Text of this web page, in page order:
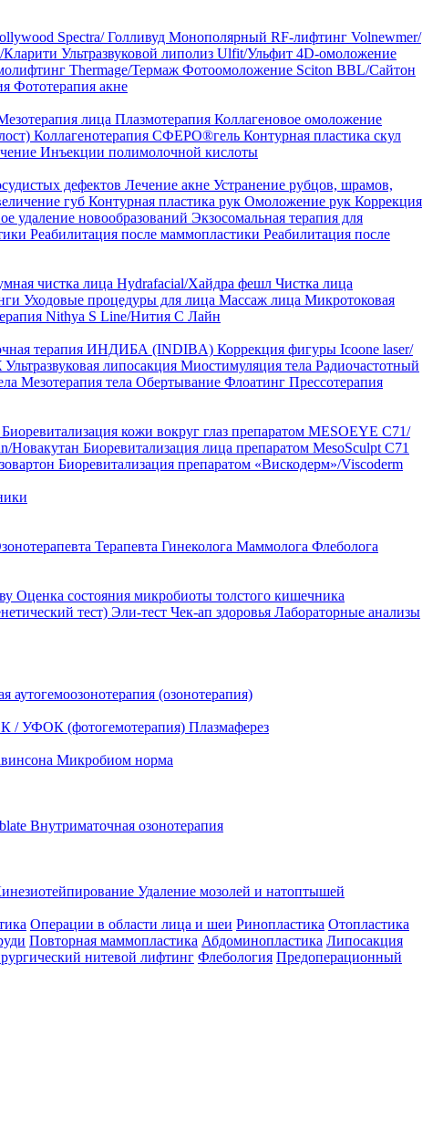
Spectra/ Голливуд Монополярный RF-лифтинг Volnewmer/
Ультразвуковой липолиз Ulfit/Ульфит 4D-омоложение
Thermage/Термаж Фотоомоложение Sciton BBL/Сайтон
Фототерапия акне
лица Плазмотерапия Коллагеновое омоложение
Коллагенотерапия СФЕРО®гель Контурная пластика скул
Инъекции полимолочной кислоты
дефектов Лечение акне Устранение рубцов, шрамов,
губ Контурная пластика рук Омоложение рук Коррекция
удаление новообразований Экзосомальная терапия для
Реабилитация после маммопластики Реабилитация после
чистка лица Hydrafacial/Хайдра фешл Чистка лица
Уходовые процедуры для лица Массаж лица Микротоковая
Nithya S Line/Нития С Лайн
терапия ИНДИБА (INDIBA) Коррекция фигуры Icoone laser/
Ультразвуковая липосакция Миостимуляция тела Радиочастотный
Мезотерапия тела Обертывание Флоатинг Прессотерапия
Биоревитализация кожи вокруг глаз препаратом MESOEYE C71/
Новакутан Биоревитализация лица препаратом MesoSculpt C71
Биоревитализация препаратом «Вискодерм»/Viscoderm
Терапевта Гинеколога Маммолога Флеболога
Оценка состояния микробиоты толстого кишечника
тест) Эли-тест Чек-ап здоровья Лабораторные анализы
аутогемоозонотерапия (озонотерапия)
/ УФОК (фотогемотерапия) Плазмаферез
Микробиом норма
Внутриматочная озонотерапия
Удаление мозолей и натоптышей
Операции в области лица и шеи Ринопластика Отопластика
Повторная маммопластика Абдоминопластика Липосакция
нитевой лифтинг Флебология Предоперационный